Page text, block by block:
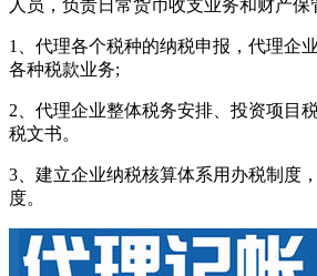
人员，负责日常货币收支业务和财产保
1、代理各个税种的纳税申报，代理企
各种税款业务;
2、代理企业整体税务安排、投资项目
税文书。
3、建立企业纳税核算体系用办税制度
度。